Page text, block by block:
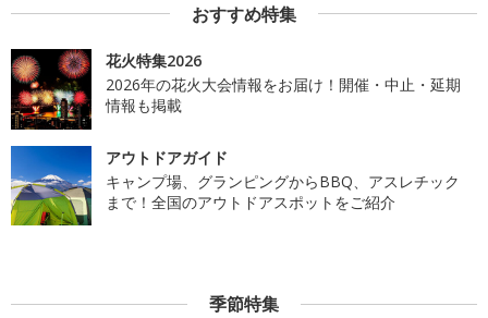
おすすめ特集
花火特集2026
2026年の花火大会情報をお届け！開催・中止・延期
情報も掲載
アウトドアガイド
キャンプ場、グランピングからBBQ、アスレチック
まで！全国のアウトドアスポットをご紹介
季節特集